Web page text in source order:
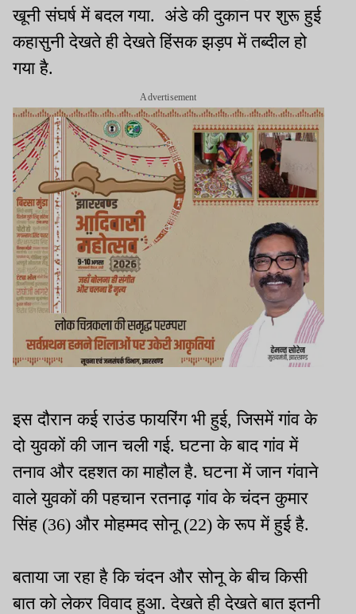
खूनी संघर्ष में बदल गया. अंडे की दुकान पर शुरू हुई
कहासुनी देखते ही देखते हिंसक झड़प में तब्दील हो
गया है.
Advertisement
इस दौरान कई राउंड फायरिंग भी हुई, जिसमें गांव के
दो युवकों की जान चली गई. घटना के बाद गांव में
तनाव और दहशत का माहौल है. घटना में जान गंवाने
वाले युवकों की पहचान रतनाढ़ गांव के चंदन कुमार
सिंह (36) और मोहम्मद सोनू (22) के रूप में हुई है.
बताया जा रहा है कि चंदन और सोनू के बीच किसी
बात को लेकर विवाद हुआ. देखते ही देखते बात इतनी